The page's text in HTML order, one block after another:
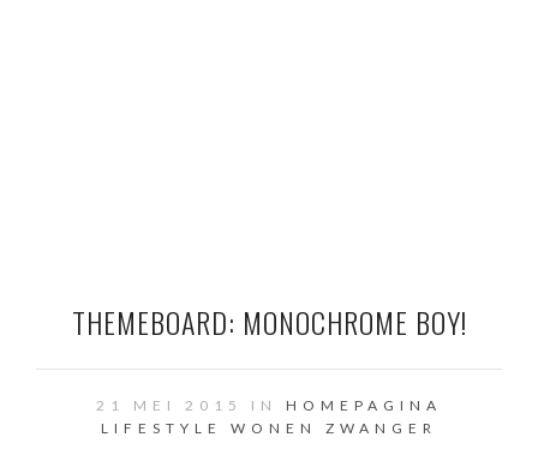
THEMEBOARD: MONOCHROME BOY!
21 MEI 2015 IN HOMEPAGINA
LIFESTYLE
WONEN ZWANGER